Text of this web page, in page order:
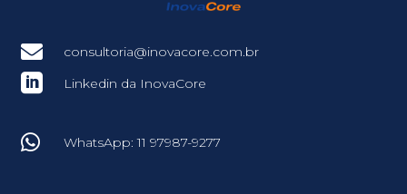
 consultoria@inovacore.com.br
 Linkedin da InovaCore
 WhatsApp: 11 97987-9277